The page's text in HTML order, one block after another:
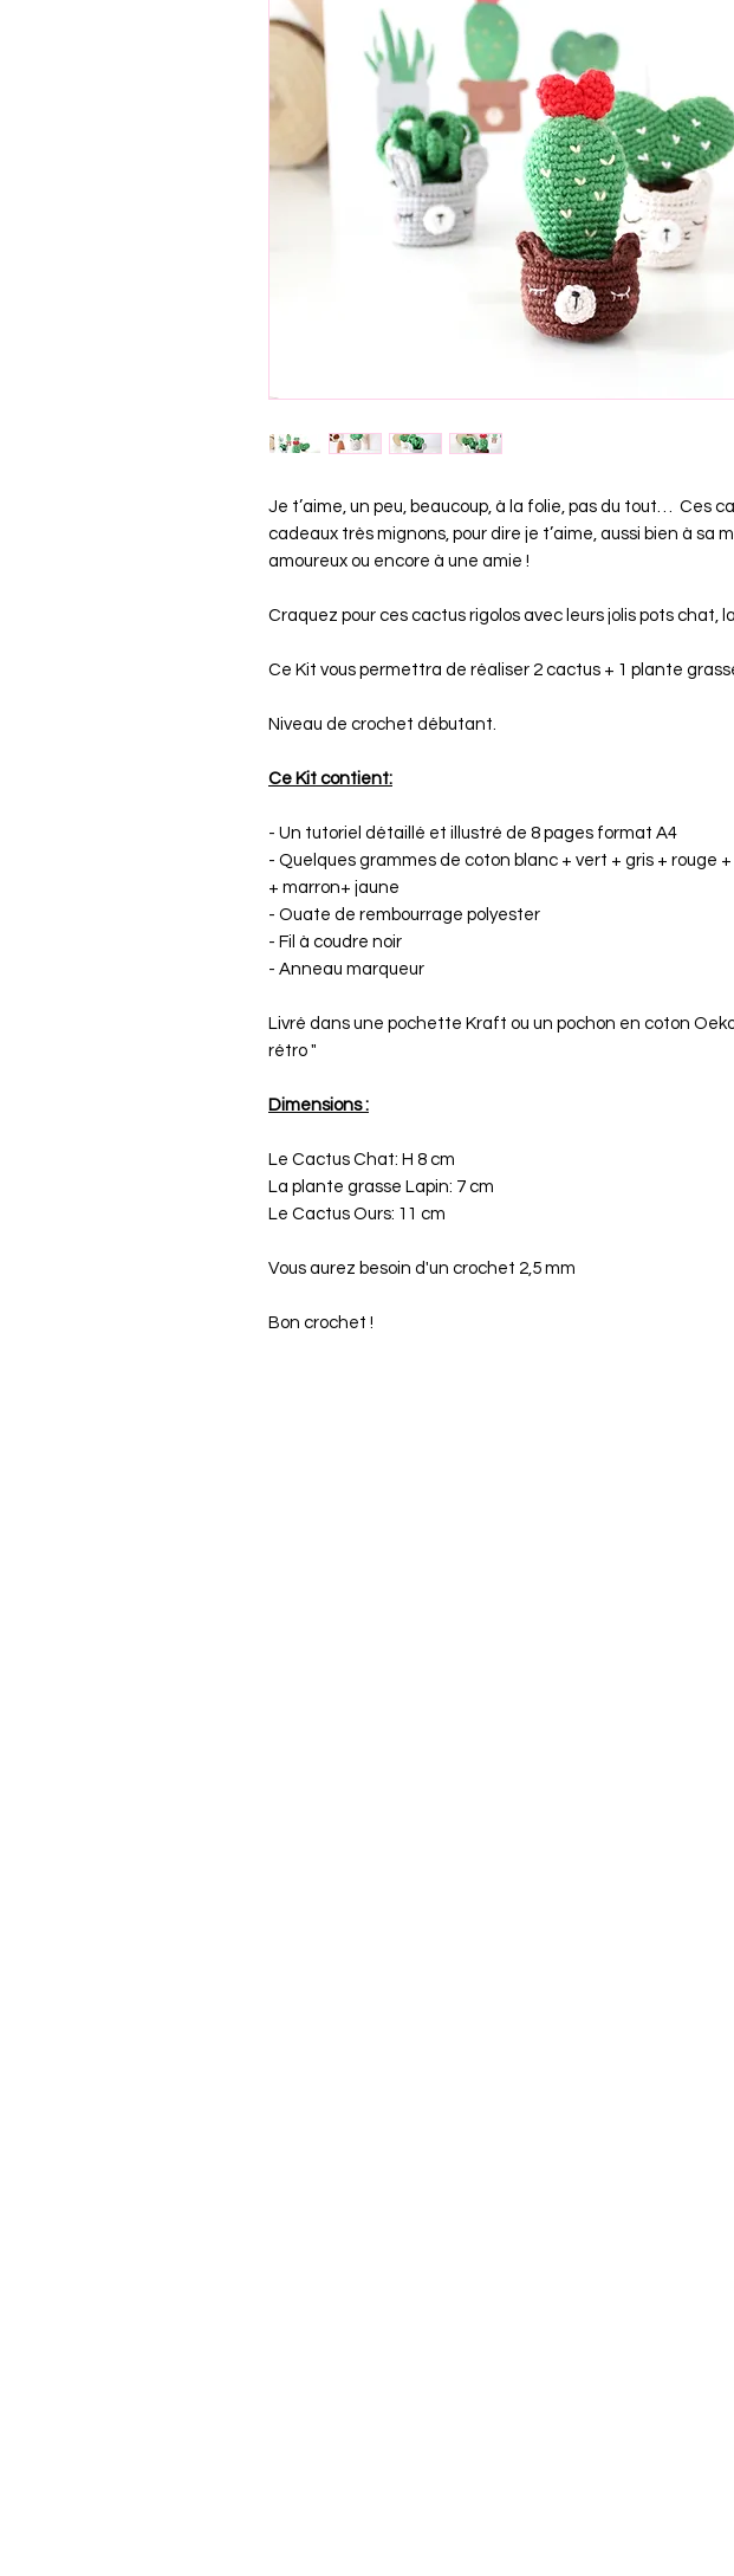
Je t’aime, un peu, beaucoup, à la folie, pas du tout… Ces
cadeaux très mignons, pour dire je t’aime, aussi bien à sa
amoureux ou encore à une amie !
Craquez pour ces cactus rigolos avec leurs jolis pots chat,
Ce Kit vous permettra de réaliser 2 cactus + 1 plante
Niveau de crochet débutant.
Ce Kit contient:
- Un tutoriel détaillé et illustré de 8 pages format A4
- Quelques grammes de coton blanc + vert + gris + rouge
+ marron+ jaune
- Ouate de rembourrage polyester
- Fil à coudre noir
- Anneau marqueur
Livré dans une pochette Kraft ou un pochon en coton
rétro "
Dimensions :
Le Cactus Chat: H 8 cm
La plante grasse Lapin: 7 cm
Le Cactus Ours: 11 cm
Vous aurez besoin d'un crochet 2,5 mm
Bon crochet !